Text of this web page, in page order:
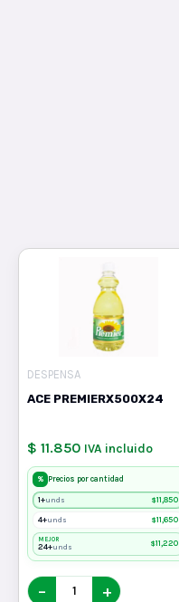
DESPENSA
ACE PREMIERX500X24
$ 11.850 IVA incluido
% Precios por cantidad
1+unds $11,850
4+unds $11,650
MEJOR
24+unds $11,220
− +